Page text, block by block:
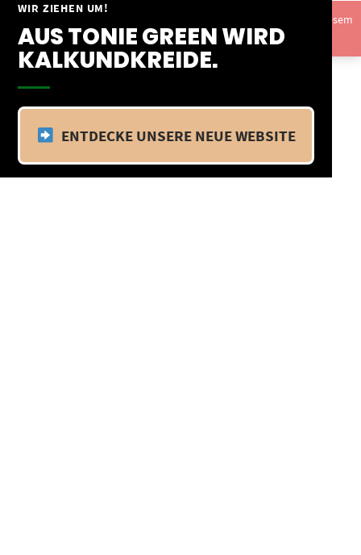
WIR ZIEHEN UM!
AUS TONIE GREEN WIRD
KALKUNDKREIDE.
ENTDECKE UNSERE NEUE WEBSITE
Springe
Inhalt
Vom 09.04.25 - 20.04.25 befinden wir uns im Betriebsurlaub. In diesem
Zeitraum findet kein Versand statt.Ausblenden